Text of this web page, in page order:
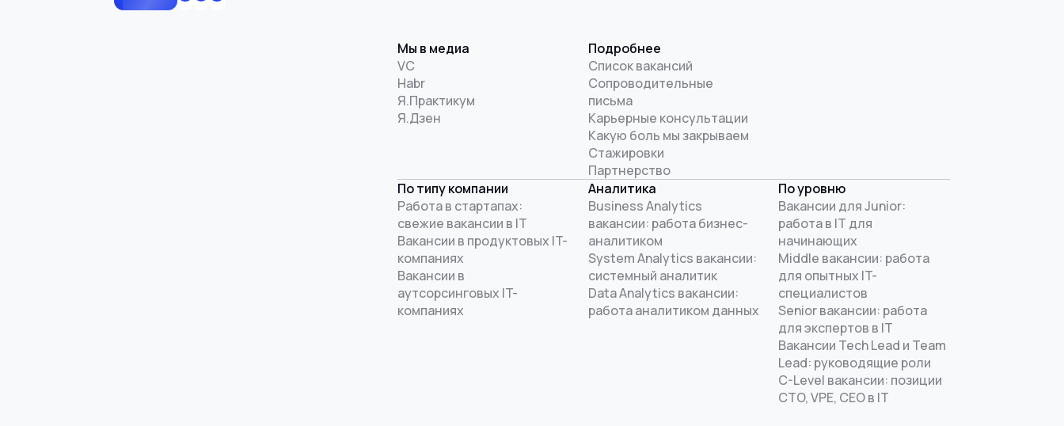
Мы в медиа
VC
Habr
Я.Практикум
Я.Дзен
Подробнее
Список вакансий
Сопроводительные
письма
Карьерные консультации
Какую боль мы закрываем
Стажировки
Партнерство
По типу компании
Работа в стартапах:
свежие вакансии в IT
Вакансии в продуктовых IT-
компаниях
Вакансии в
аутсорсинговых IT-
компаниях
Аналитика
Business Analytics
вакансии: работа бизнес-
аналитиком
System Analytics вакансии:
системный аналитик
Data Analytics вакансии:
работа аналитиком данных
По уровню
Вакансии для Junior:
работа в IT для
начинающих
Middle вакансии: работа
для опытных IT-
специалистов
Senior вакансии: работа
для экспертов в IT
Вакансии Tech Lead и Team
Lead: руководящие роли
C-Level вакансии: позиции
CTO, VPE, CEO в IT